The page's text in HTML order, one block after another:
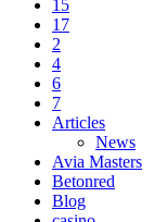
15
17
2
4
6
7
Articles
News
Avia Masters
Betonred
Blog